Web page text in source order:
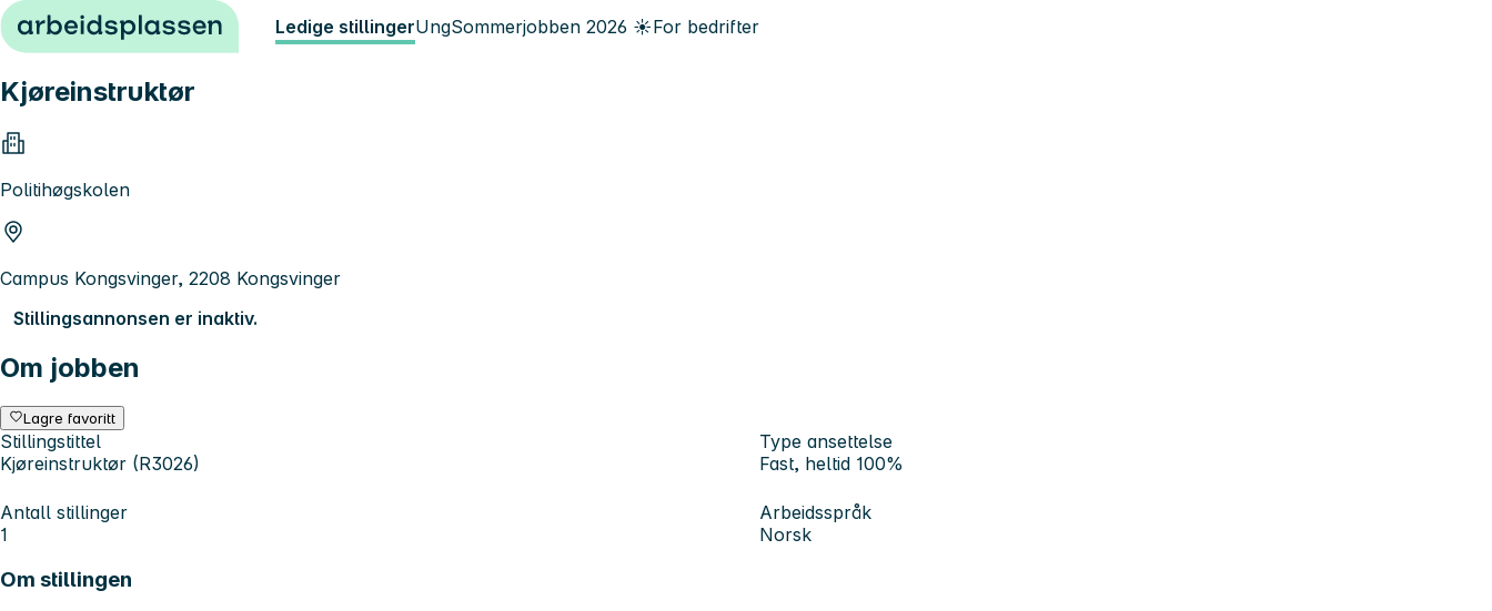
Hopp til innhold Ledige stillingerUngSommerjobben 2026 ☀️For bedrifter
Kjøreinstruktør
Politihøgskolen
Campus Kongsvinger, 2208 Kongsvinger
Stillingsannonsen er inaktiv.
Om jobben
Lagre favoritt
Stillingstittel
Kjøreinstruktør (R3026)
Type ansettelse
Fast, heltid 100%
Antall stillinger
1
Arbeidsspråk
Norsk
Om stillingen